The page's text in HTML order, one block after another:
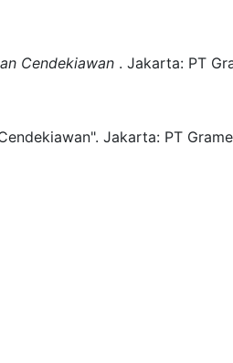
Cendekiawan . Jakarta: PT
Jakarta: PT